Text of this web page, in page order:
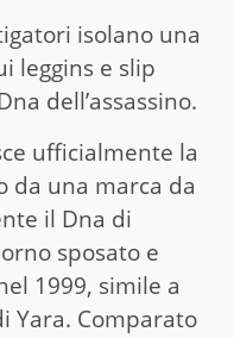
isolano una
leggins e slip
dell’assassino.
ufficialmente la
da una marca da
il Dna di
sposato e
1999, simile a
Yara. Comparato